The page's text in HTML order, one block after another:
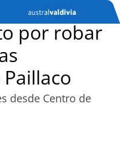
por robar
desde Centro de